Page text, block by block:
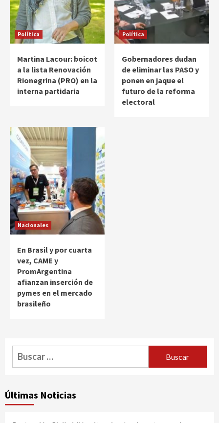
Política
Martina Lacour: boicot
a la lista Renovación
Rionegrina (PRO) en la
interna partidaria
Política
Gobernadores dudan
de eliminar las PASO y
ponen en jaque el
futuro de la reforma
electoral
Nacionales
En Brasil y por cuarta
vez, CAME y
PromArgentina
afianzan inserción de
pymes en el mercado
brasileño
Buscar:
Últimas Noticias